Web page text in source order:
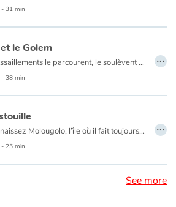
- 31 min
le Golem
le soulèvent et il se sent comme propulsé dans les airs par une force étrange. Il ouvre les yeux et hagard regarde autour de lui.
- 38 min
…
Vous connaissez Molougolo, l’île où il fait toujours beau ? C’est là qu’Hervé part une semaine en vacances de Noël avec ses parents et sa sœur Lucie. Sauf que sur place, il pleut jour et nuit, un vrai temps de grenouilles ! Mais Hervé s’en fiche : il ne voit pas le temps passer, il joue avec la super console Jeuga XMP 345 qu’il a reçue en cadeau. Jusqu’au moment où apparaît...CARABISTOUILLE. Et alors là, tout s’embrouille !
- 25 min
…
See more